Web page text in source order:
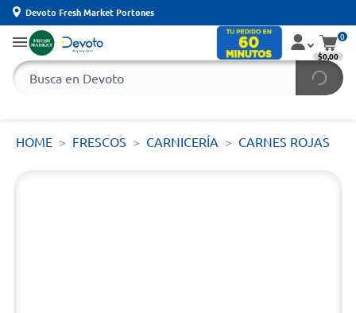
Devoto Fresh Market Portones
0
$0,00
HOME FRESCOS CARNICERÍA CARNES ROJAS